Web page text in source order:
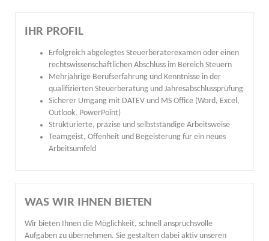
IHR PROFIL
Erfolgreich abgelegtes Steuerberaterexamen oder einen
rechtswissenschaftlichen Abschluss im Bereich Steuern
Mehrjährige Berufserfahrung und Kenntnisse in der
qualifizierten Steuerberatung und Jahresabschlussprüfung
Sicherer Umgang mit DATEV und MS Office (Word, Excel,
Outlook, PowerPoint)
Strukturierte, präzise und selbstständige Arbeitsweise
Teamgeist, Offenheit und Begeisterung für ein neues
Arbeitsumfeld
WAS WIR IHNEN BIETEN
Wir bieten Ihnen die Möglichkeit, schnell anspruchsvolle
Aufgaben zu übernehmen. Sie gestalten dabei aktiv unseren